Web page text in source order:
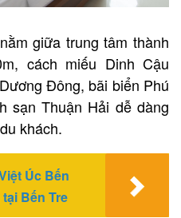
giữa trung tâm thành
cách miếu Dinh Cậu
Đông, bãi biển Phú
sạn Thuận Hải dễ dàng
khách.
Úc Bến
Bến Tre